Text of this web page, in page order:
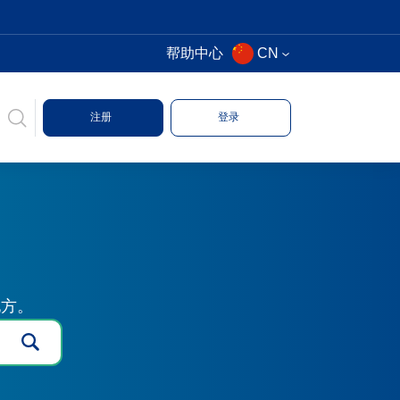
帮助中心 CN
注册 登录
。